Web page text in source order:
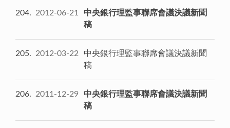
204 2012-06-21
中央銀行理監事聯席會議決議新聞
稿
205 2012-03-22
中央銀行理監事聯席會議決議新聞
稿
206 2011-12-29
中央銀行理監事聯席會議決議新聞
稿